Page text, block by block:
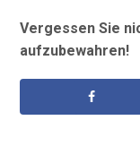
Vergessen Sie
aufzubewahren!